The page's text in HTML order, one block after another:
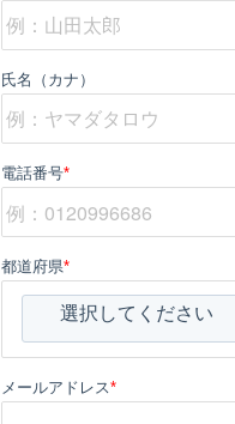
氏名（カナ）
電話番号*
都道府県*
選択してください
メールアドレス*